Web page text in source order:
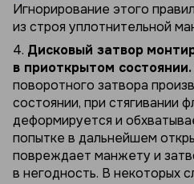
Игнорирование этого
из строя уплотнительной
4. Дисковый затвор
в приоткрытом состоянии.
поворотного затвора
состоянии, при стягивании
деформируется и
попытке в дальнейшем
повреждает манжету и
в негодность. В некоторых